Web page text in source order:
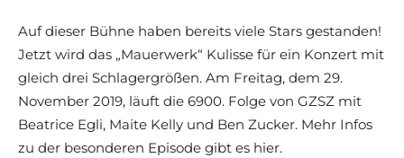
Auf dieser Bühne haben bereits viele Stars gestanden!
Jetzt wird das „Mauerwerk“ Kulisse für ein Konzert mit
gleich drei Schlagergrößen. Am Freitag, dem 29.
November 2019, läuft die 6900. Folge von GZSZ mit
Beatrice Egli, Maite Kelly und Ben Zucker. Mehr Infos
zu der besonderen Episode gibt es hier.